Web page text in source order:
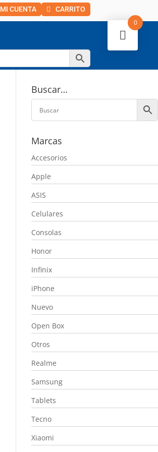
MI CUENTA CARRITO
Buscar…
Marcas
Accesorios
Apple
ASIS
Celulares
Consolas
Honor
Infinix
iPhone
Nuevo
Open Box
Otros
Realme
Samsung
Tablets
Tecno
Xiaomi
0